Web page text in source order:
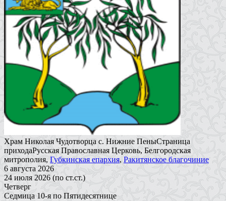
Храм Николая Чудотворца с. Нижние ПеныСтраница
приходаРусская Православная Церковь, Белгородская
митрополия, Губкинская епархия, Ракитянское благочиние
6 августа 2026
24 июля 2026 (по ст.ст.)
Четверг
Седмица 10-я по Пятидесятнице